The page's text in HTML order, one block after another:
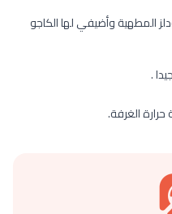
المطهية وأضيفي لها الكاجو
.
الغرفة.